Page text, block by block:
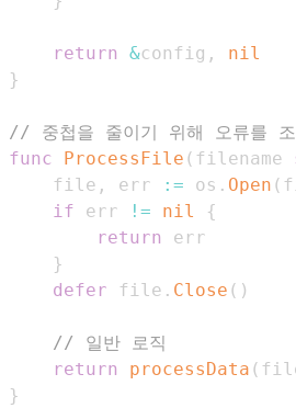
return &config ,
nil
}
// 중첩을 줄이기 위해 오류를 조
func
ProcessFile ( filename
    file
, err := os . Open (
if err != nil
{
return
}
defer file . Close ( )
// 일반 로직
return
processData (
}